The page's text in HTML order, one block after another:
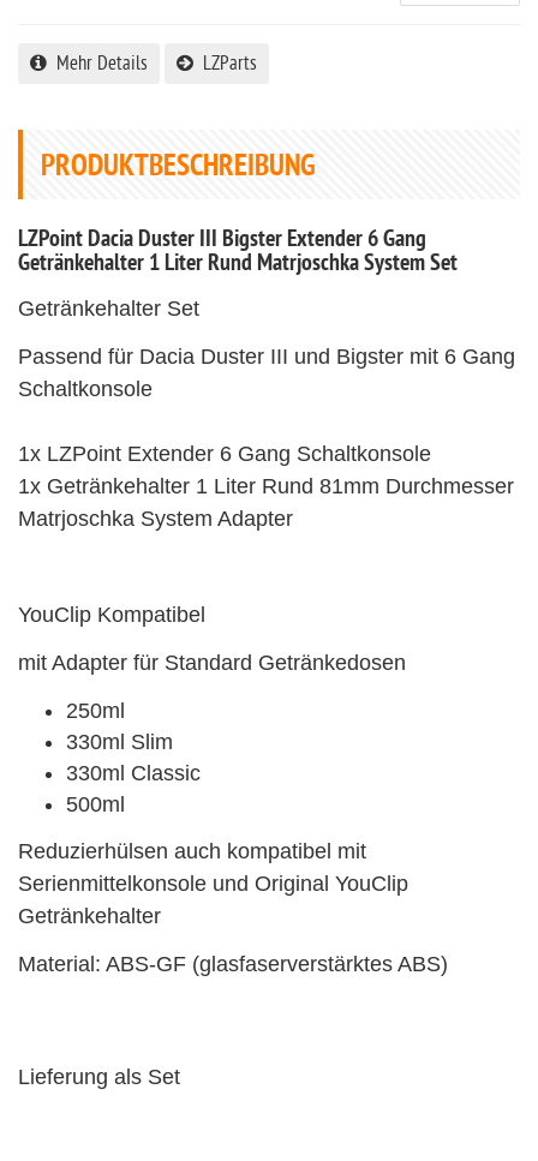
Mehr Details LZParts
PRODUKTBESCHREIBUNG
LZPoint Dacia Duster III Bigster Extender 6 Gang
Getränkehalter 1 Liter Rund Matrjoschka System Set
Getränkehalter Set
Passend für Dacia Duster III und Bigster mit 6 Gang
Schaltkonsole
1x LZPoint Extender 6 Gang Schaltkonsole
1x Getränkehalter 1 Liter Rund 81mm Durchmesser
Matrjoschka System Adapter
YouClip Kompatibel
mit Adapter für Standard Getränkedosen
250ml
330ml Slim
330ml Classic
500ml
Reduzierhülsen auch kompatibel mit
Serienmittelkonsole und Original YouClip
Getränkehalter
Material: ABS-GF (glasfaserverstärktes ABS)
Lieferung als Set